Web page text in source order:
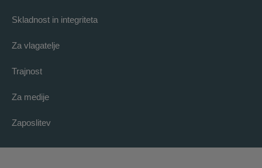
Skladnost in integriteta
Za vlagatelje
Trajnost
Za medije
Zaposlitev